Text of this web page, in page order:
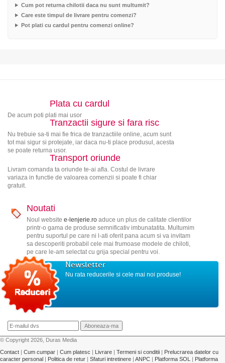
Cum pot returna chilotii daca nu sunt multumit?
Care este timpul de livrare pentru comenzi?
Pot plati cu cardul pentru comenzi online?
Plata cu cardul
De acum poti plati mai usor
Tranzactii sigure si fara risc
Nu trebuie sa-ti mai fie frica de tranzactiile online, acum sunt
tot mai sigur si protejate, iar daca nu-ti place produsul, acesta
se poate returna usor.
Transport oriunde
Livram comanda ta oriunde te-ai afla. Costul de livrare
variaza in functie de valoarea comenzii si poate fi chiar
gratuit.
Noutati
Noul website e-lenjerie.roaduce un plus de calitate clientilor
printr-o gama de produse semnificativ imbunatatita. Multumim
pentru suportul pe care ni l-ati oferit pana acum si va invitam
sa descoperiti probabil cele mai frumoase modele de chiloti,
pe care le-am selectat cu grija special pentru voi.
Newsletter
Nu rata reducerile si cele mai noi produse!
© Copyright 2026, Duras Media
Contact | Cum cumpar | Cum platesc | Livrare | Termeni si conditii | Prelucrarea datelor cu
caracter personal | Politica de retur | Sfaturi intretinere | ANPC | Platforma SOL | Platforma